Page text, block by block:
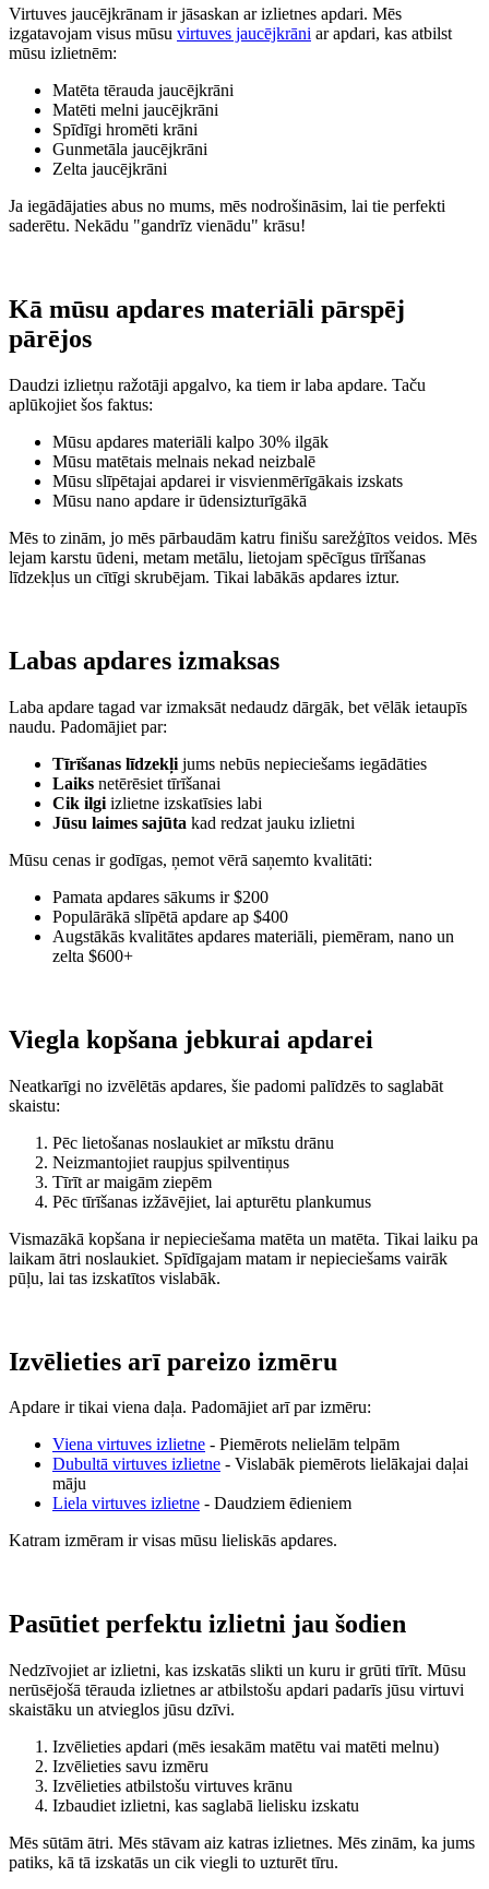
Virtuves jaucējkrānam ir jāsaskan ar izlietnes apdari. Mēs
izgatavojam visus mūsu virtuves jaucējkrāni ar apdari, kas atbilst
mūsu izlietnēm:
Matēta tērauda jaucējkrāni
Matēti melni jaucējkrāni
Spīdīgi hromēti krāni
Gunmetāla jaucējkrāni
Zelta jaucējkrāni
Ja iegādājaties abus no mums, mēs nodrošināsim, lai tie perfekti
saderētu. Nekādu "gandrīz vienādu" krāsu!
Kā mūsu apdares materiāli pārspēj
pārējos
Daudzi izlietņu ražotāji apgalvo, ka tiem ir laba apdare. Taču
aplūkojiet šos faktus:
Mūsu apdares materiāli kalpo 30% ilgāk
Mūsu matētais melnais nekad neizbalē
Mūsu slīpētajai apdarei ir visvienmērīgākais izskats
Mūsu nano apdare ir ūdensizturīgākā
Mēs to zinām, jo mēs pārbaudām katru finišu sarežģītos veidos. Mēs
lejam karstu ūdeni, metam metālu, lietojam spēcīgus tīrīšanas
līdzekļus un cītīgi skrubējam. Tikai labākās apdares iztur.
Labas apdares izmaksas
Laba apdare tagad var izmaksāt nedaudz dārgāk, bet vēlāk ietaupīs
naudu. Padomājiet par:
Tīrīšanas līdzekļi jums nebūs nepieciešams iegādāties
Laiks netērēsiet tīrīšanai
Cik ilgi izlietne izskatīsies labi
Jūsu laimes sajūta kad redzat jauku izlietni
Mūsu cenas ir godīgas, ņemot vērā saņemto kvalitāti:
Pamata apdares sākums ir $200
Populārākā slīpētā apdare ap $400
Augstākās kvalitātes apdares materiāli, piemēram, nano un
zelta $600+
Viegla kopšana jebkurai apdarei
Neatkarīgi no izvēlētās apdares, šie padomi palīdzēs to saglabāt
skaistu:
Pēc lietošanas noslaukiet ar mīkstu drānu
Neizmantojiet raupjus spilventiņus
Tīrīt ar maigām ziepēm
Pēc tīrīšanas izžāvējiet, lai apturētu plankumus
Vismazākā kopšana ir nepieciešama matēta un matēta. Tikai laiku pa
laikam ātri noslaukiet. Spīdīgajam matam ir nepieciešams vairāk
pūļu, lai tas izskatītos vislabāk.
Izvēlieties arī pareizo izmēru
Apdare ir tikai viena daļa. Padomājiet arī par izmēru:
Viena virtuves izlietne - Piemērots nelielām telpām
Dubultā virtuves izlietne - Vislabāk piemērots lielākajai daļai
māju
Liela virtuves izlietne - Daudziem ēdieniem
Katram izmēram ir visas mūsu lieliskās apdares.
Pasūtiet perfektu izlietni jau šodien
Nedzīvojiet ar izlietni, kas izskatās slikti un kuru ir grūti tīrīt. Mūsu
nerūsējošā tērauda izlietnes ar atbilstošu apdari padarīs jūsu virtuvi
skaistāku un atvieglos jūsu dzīvi.
Izvēlieties apdari (mēs iesakām matētu vai matēti melnu)
Izvēlieties savu izmēru
Izvēlieties atbilstošu virtuves krānu
Izbaudiet izlietni, kas saglabā lielisku izskatu
Mēs sūtām ātri. Mēs stāvam aiz katras izlietnes. Mēs zinām, ka jums
patiks, kā tā izskatās un cik viegli to uzturēt tīru.